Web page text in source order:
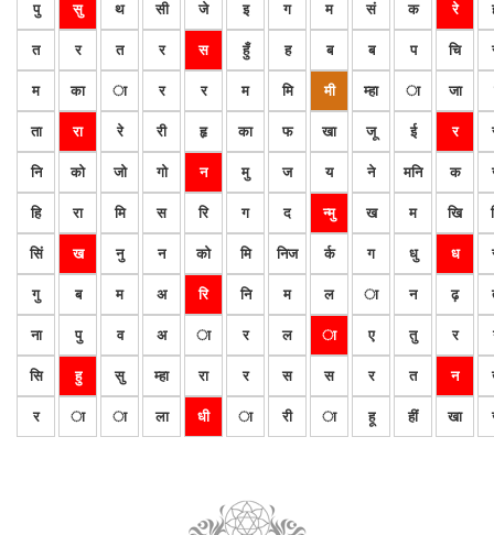
पु सु थ सी जे इ ग म सं क रे
त र त र स हुँ ह ब ब प चि
म का ा र र म मि मी म्हा ा जा
ता रा रे री हृ का फ खा जू ई र
नि को जो गो न मु ज य ने मनि क
हि रा मि स रि ग द न्मु ख म खि
सिं ख नु न को मि निज र्क ग धु ध
गु ब म अ रि नि म ल ा न ढ़
ना पु व अ ा र ल ा ए तु र
सि हु सु म्हा रा र स स र त न
र ा ा ला धी ा री ा हू हीं खा